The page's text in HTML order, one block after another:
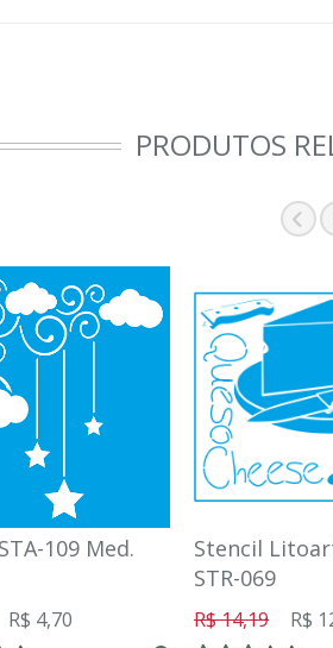
PRODUTOS
109 Med.
R$ 4,70
Stencil
STR-069
R$ 14,19 R$